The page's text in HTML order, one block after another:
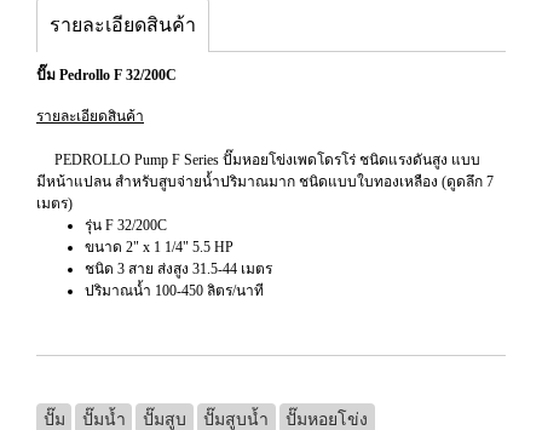
รายละเอียดสินค้า
ปั๊ม Pedrollo F 32/200C
รายละเอียดสินค้า
PEDROLLO Pump F Series ปั๊มหอยโข่งเพดโดรโร่ ชนิดแรงดันสูง แบบ
มีหน้าแปลน สำหรับสูบจ่ายน้ำปริมาณมาก ชนิดแบบใบทองเหลือง (ดูดลึก 7
เมตร)
รุ่น F 32/200C
ขนาด 2" x 1 1/4" 5.5 HP
ชนิด 3 สาย ส่งสูง 31.5-44 เมตร
ปริมาณน้ำ 100-450 ลิตร/นาที
ปั๊ม ปั๊มน้ำ ปั๊มสูบ ปั๊มสูบน้ำ ปั๊มหอยโข่ง